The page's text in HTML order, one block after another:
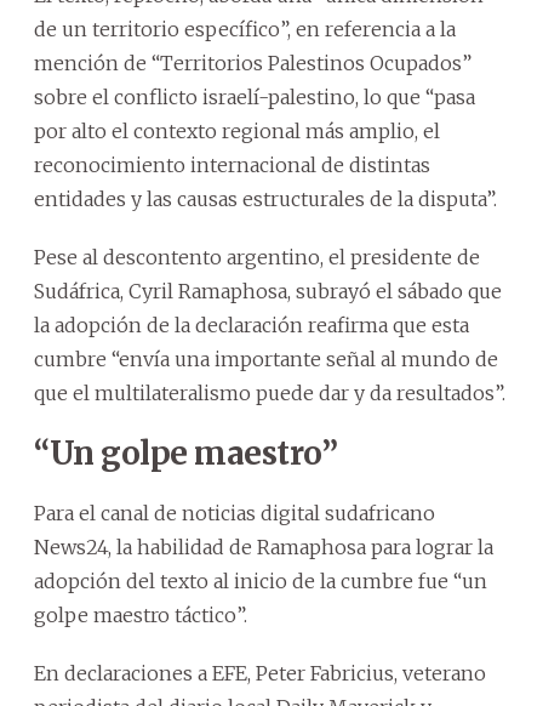
de un territorio específico”, en referencia a la
mención de “Territorios Palestinos Ocupados”
sobre el conflicto israelí-palestino, lo que “pasa
por alto el contexto regional más amplio, el
reconocimiento internacional de distintas
entidades y las causas estructurales de la disputa”.
Pese al descontento argentino, el presidente de
Sudáfrica, Cyril Ramaphosa, subrayó el sábado que
la adopción de la declaración reafirma que esta
cumbre “envía una importante señal al mundo de
que el multilateralismo puede dar y da resultados”.
“Un golpe maestro”
Para el canal de noticias digital sudafricano
News24, la habilidad de Ramaphosa para lograr la
adopción del texto al inicio de la cumbre fue “un
golpe maestro táctico”.
En declaraciones a EFE, Peter Fabricius, veterano